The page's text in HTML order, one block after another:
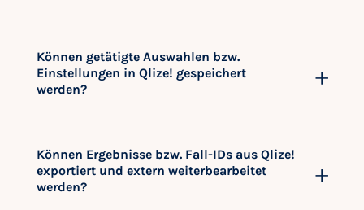
Können getätigte Auswahlen bzw.
Einstellungen in Qlize! gespeichert
werden?
Können Ergebnisse bzw. Fall-IDs aus Qlize!
exportiert und extern weiterbearbeitet
werden?